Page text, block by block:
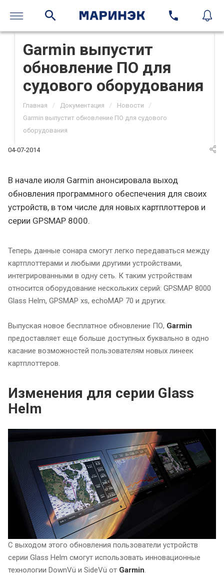
Garmin выпустит
обновление ПО для
судового оборудования
Главная / Документация / Новости /
Garmin выпустит обновление ПО для судового
оборудования
04-07-2014
В начале июля Garmin анонсировала выход
обновления программного обеспечения для своих
устройств, в том числе для новых картплоттеров и
серии GPSMAP 8000.
Теперь данные сонара смогут легко передаваться между
картплоттерами и любыми другими устройствами,
интегрированными в одну сеть. К таким устройствам
относится оборудование нескольких серий: GPSMAP 8000
Glass Helm, GPSMAP xs, echoMAP 70 и других.
Выпуская новое бесплатное обновление ПО, Garmin
предоставляет еще больше доступных буквально в одно
касание возможностей пользователям новых линеек
картплоттеров.
Изменения для серии Glass
Helm
С выходом этого обновления пользователи устройств
серии Glass Helm смогут использовать инновационные
технологии DownVü и SideVü от Garmin.